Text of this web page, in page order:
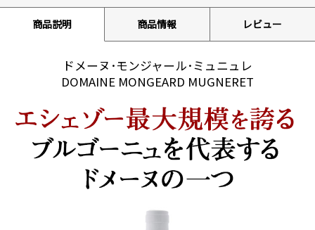
商品説明 商品情報 レビュー
ドメーヌ･モンジャール･ミュニュレ
DOMAINE MONGEARD MUGNERET